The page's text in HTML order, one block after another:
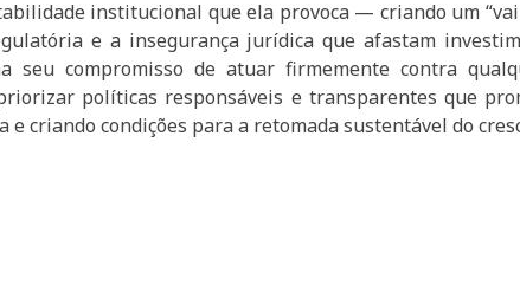
institucional que ela provoca — criando um
e a insegurança jurídica que afastam
seu compromisso de atuar firmemente contra
políticas responsáveis e transparentes que
criando condições para a retomada sustentável do